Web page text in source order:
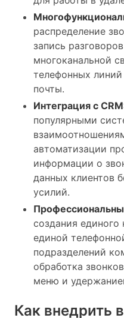
распределение
запись
многоканальной
телефонных
почты.
Интеграция с
популярными
автоматизации
информации о
данных клиентов
усилий.
создания
единой
подразделений
обработка
меню и
Как внедрить